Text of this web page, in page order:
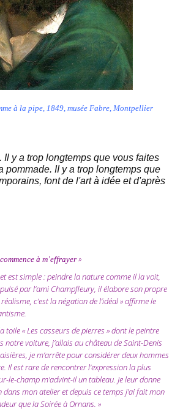
à la pipe, 1849, musée Fabre, Montpellier
Il y a trop longtemps que vous faites
pommade. II ya trop longtemps que
font de l'art à idée et d'après
à m’effrayer »
est simple : peindre la nature comme il la voit,
par l’ami Champfleury, il élabore son propre
c’est la négation de l’idéal » affirme le
toile « Les casseurs de pierres » dont le peintre
notre voiture, j’allais au château de Saint-Denis
je m’arrête pour considérer deux hommes
Il est rare de rencontrer l’expression la plus
le-champ m'advint-il un tableau. Je leur donne
mon atelier et depuis ce temps j'ai fait mon
que la Soirée à Ornans. »